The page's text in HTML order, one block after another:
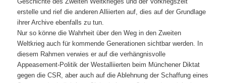
erstelle und rief die anderen Alliierten auf, dies auf der Grundlage
ihrer Archive ebenfalls zu tun.
Nur so könne die Wahrheit über den Weg in den Zweiten
Weltkrieg auch für kommende Generationen sichtbar werden. In
diesem Rahmen verwies er auf die verhängnisvolle
Appeasement-Politik der Westalliierten beim Münchener Diktat
gegen die CSR, aber auch auf die Ablehnung der Schaffung eines